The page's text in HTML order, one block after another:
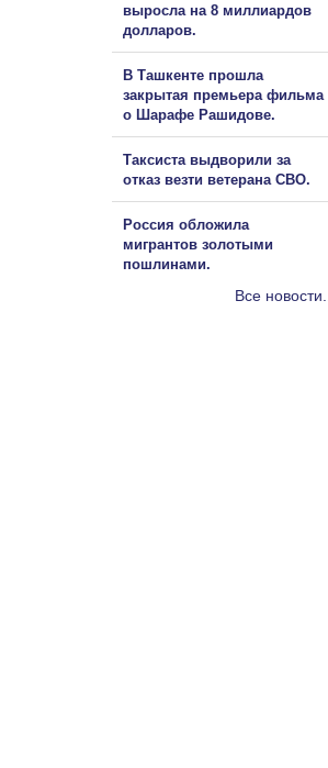
выросла на 8 миллиардов
долларов.
В Ташкенте прошла
закрытая премьера фильма
о Шарафе Рашидове.
Таксиста выдворили за
отказ везти ветерана СВО.
Россия обложила
мигрантов золотыми
пошлинами.
Все новости...